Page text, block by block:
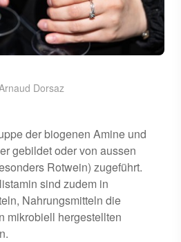
Dorsaz
der biogenen Amine und
gebildet oder von aussen
Rotwein) zugeführt.
sind zudem in
Nahrungsmitteln die
mikrobiell hergestellten